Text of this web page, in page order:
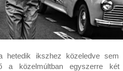
hetedik ikszhez közeledve sem
a közelmúltban egyszerre két